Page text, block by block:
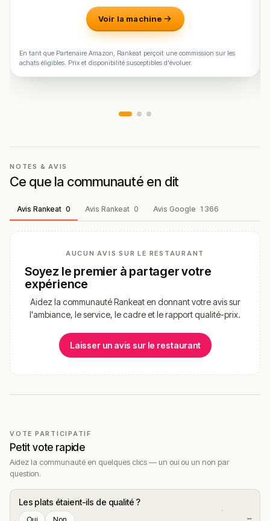
Voir la machine
En tant que Partenaire Amazon, Rankeat perçoit une commission sur les
achats éligibles. Prix et disponibilité susceptibles d'évoluer.
NOTES & AVIS
Ce que la communauté en dit
Avis Rankeat 0 Avis Rankeat 0 Avis Google 1 366
AUCUN AVIS SUR LE RESTAURANT
Soyez le premier à partager votre
expérience
Aidez la communauté Rankeat en donnant votre avis sur
l'ambiance, le service, le cadre et le rapport qualité-prix.
Laisser un avis sur le restaurant
VOTE PARTICIPATIF
Petit vote rapide
Aidez la communauté en quelques clics — un oui ou un non par
question.
Les plats étaient-ils de qualité ?